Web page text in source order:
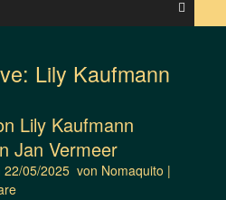
Lily Kaufmann
Lily Kaufmann
Jan Vermeer
22/05/2025 von Nomaquito |